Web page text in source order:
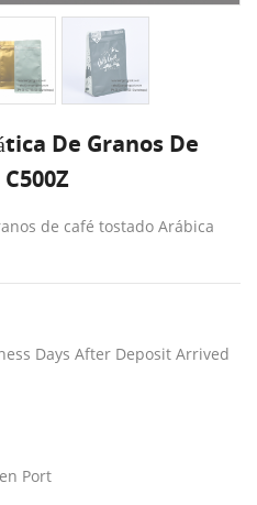
De Granos De
de café tostado Arábica
Days After Deposit Arrived
Port